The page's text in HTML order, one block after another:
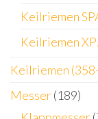
Keilriemen
Keilriemen
Keilriemen
Messer(189)